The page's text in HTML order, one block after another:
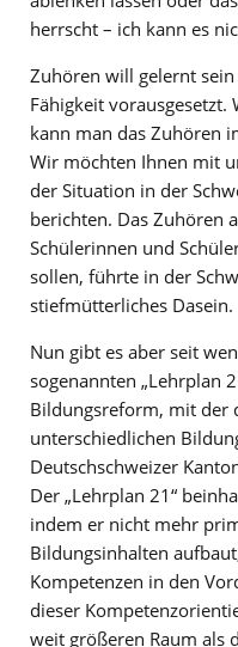
herrscht – ich kann es
Zuhören will gelernt
Fähigkeit vorausgesetzt.
kann man das Zuhören
Wir möchten Ihnen mit
der Situation in der
berichten. Das Zuhören
Schülerinnen und
sollen, führte in der
stiefmütterliches Dasein.
Nun gibt es aber seit
sogenannten „Lehrplan
Bildungsreform, mit der
unterschiedlichen
Deutschschweizer
Der „Lehrplan 21“
indem er nicht mehr
Bildungsinhalten
Kompetenzen in den
dieser
weit größeren Raum als